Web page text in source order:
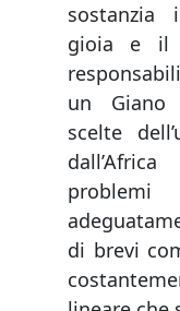
sostanzia
gioia e il
un Giano
scelte
di brevi